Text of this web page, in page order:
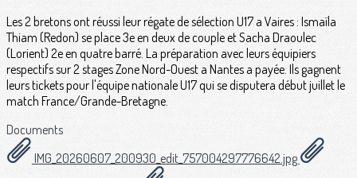
Les 2 bretons ont réussi leur régate de sélection U17 a Vaires : Ismaïla
Thiam (Redon) se place 3e en deux de couple et Sacha Draoulec
(Lorient) 2e en quatre barré. La préparation avec leurs équipiers
respectifs sur 2 stages Zone Nord-Ouest a Nantes a payée. Ils gagnent
leurs tickets pour l'équipe nationale U17 qui se disputera début juillet le
match France/Grande-Bretagne.
Documents
IMG_20260607_200930_edit_757004297776642.jpg